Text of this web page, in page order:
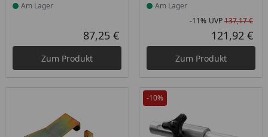
Am Lager
Aktueller Preis
87,25 €
Zum Produkt
Am Lager
-11% UVP137,17 €
121,92 €
Zum Produkt
-10%